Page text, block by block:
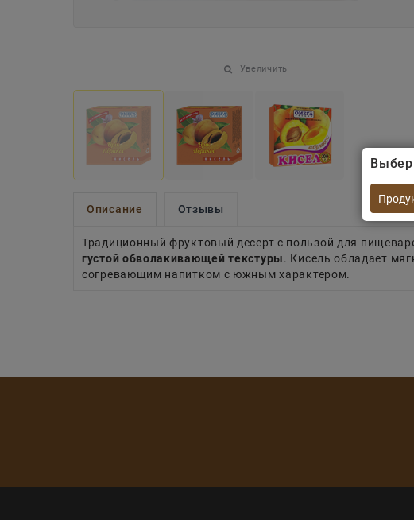
Увеличить
Описание Отзывы
Традиционный фруктовый десерт с пользой для
густой обволакивающей текстуры. Кисель обладает
согревающим напитком с южным характером.